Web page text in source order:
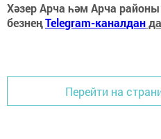
Хәзер Арча һәм Арча
безнеңTelegram-каналдан
Перейти на